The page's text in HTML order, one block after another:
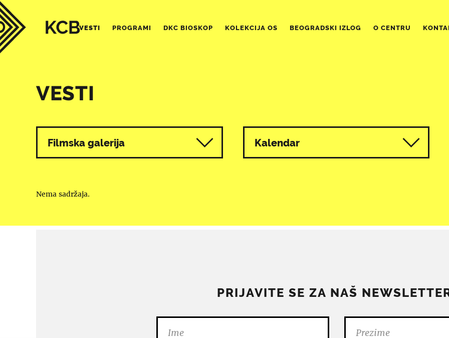
VESTI PROGRAMI DKC BIOSKOP KOLEKCIJA OS BEOGRADSKI IZLOG O CENTRU
VESTI
Svi programi
Filmska galerija Kalendar
Nema sadržaja.
PRIJAVITE SE ZA NAŠ